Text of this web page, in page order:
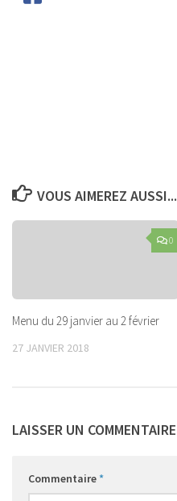
VOUS AIMEREZ AUSSI...
0
Menu du 29 janvier au 2 février
27 JANVIER 2018
LAISSER UN COMMENTAIRE
Commentaire*